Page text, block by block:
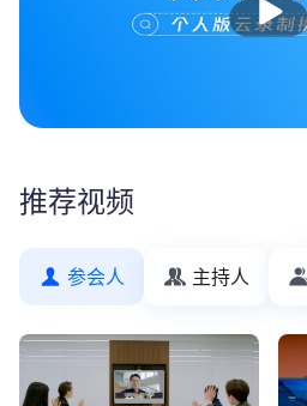
放
推荐视频
参会人 主持人